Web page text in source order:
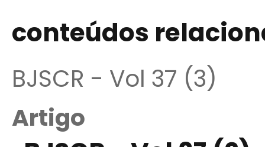
conteúdos
BJSCR - Vol 37 (3)
Artigo